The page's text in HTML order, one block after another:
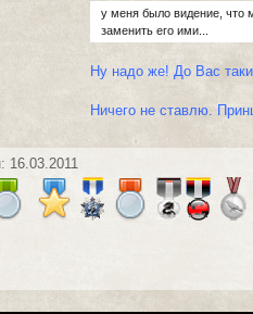
у меня было видение, что
заменить его ими...
Ну надо же! До Вас
Ничего не ставлю.
16.03.2011